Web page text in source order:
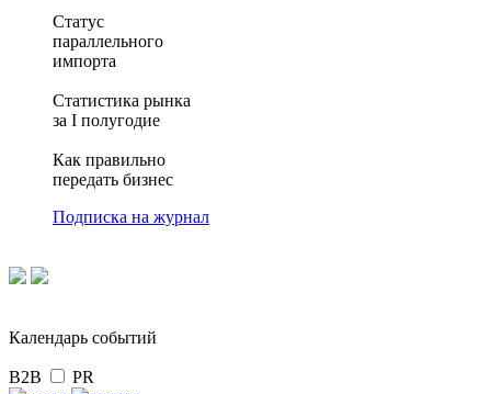
Статус
параллельного
импорта
Статистика рынка
за I полугодие
Как правильно
передать бизнес
Подписка на журнал
Календарь событий
B2B PR